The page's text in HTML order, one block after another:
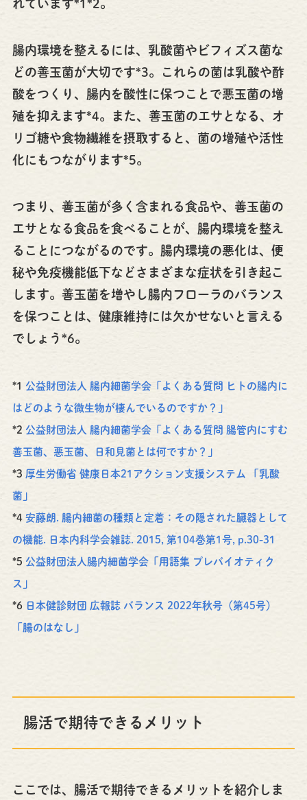
れています*1*2。
腸内環境を整えるには、乳酸菌やビフィズス菌な
どの善玉菌が大切です*3。これらの菌は乳酸や酢
酸をつくり、腸内を酸性に保つことで悪玉菌の増
殖を抑えます*4。また、善玉菌のエサとなる、オ
リゴ糖や食物繊維を摂取すると、菌の増殖や活性
化にもつながります*5。
つまり、善玉菌が多く含まれる食品や、善玉菌の
エサとなる食品を食べることが、腸内環境を整え
ることにつながるのです。腸内環境の悪化は、便
秘や免疫機能低下などさまざまな症状を引き起こ
します。善玉菌を増やし腸内フローラのバランス
を保つことは、健康維持には欠かせないと言える
でしょう*6。
*1 公益財団法人 腸内細菌学会「よくある質問 ヒトの腸内に
はどのような微生物が棲んでいるのですか？」
*2 公益財団法人 腸内細菌学会「よくある質問 腸管内にすむ
善玉菌、悪玉菌、日和見菌とは何ですか？」
*3 厚生労働省 健康日本21アクション支援システム 「乳酸
菌」
*4 安藤朗. 腸内細菌の種類と定着：その隠された臓器として
の機能. 日本内科学会雑誌. 2015, 第104巻第1号, p.30-31
*5 公益財団法人腸内細菌学会「用語集 プレバイオティク
ス」
*6 日本健診財団 広報誌 バランス 2022年秋号（第45号）
「腸のはなし」
腸活で期待できるメリット
ここでは、腸活で期待できるメリットを紹介しま